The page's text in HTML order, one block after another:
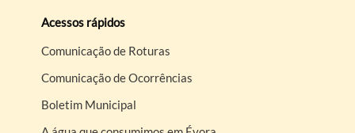
Acessos rápidos
Comunicação de Roturas
Comunicação de Ocorrências
Boletim Municipal